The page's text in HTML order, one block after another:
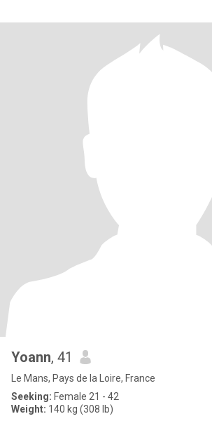
Yoann, 41
Le Mans, Pays de la Loire, France
Seeking: Female 21 - 42
Weight: 140 kg (308 lb)